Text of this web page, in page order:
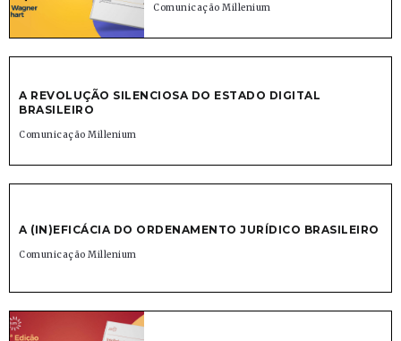
Comunicação Millenium
A REVOLUÇÃO SILENCIOSA DO ESTADO DIGITAL
BRASILEIRO
Comunicação Millenium
A (IN)EFICÁCIA DO ORDENAMENTO JURÍDICO BRASILEIRO
Comunicação Millenium